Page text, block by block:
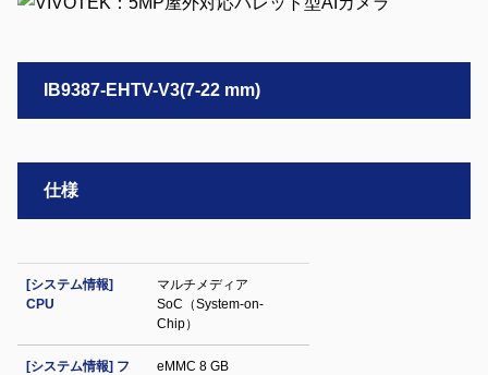
IB9387-EHTV-V3(7-22 mm)
仕様
[システム情報]
CPU
マルチメディア
SoC（System-on-
Chip）
[システム情報] フ
eMMC 8 GB